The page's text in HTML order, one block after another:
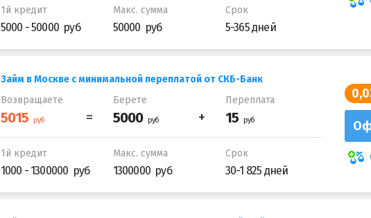
1й кредит
5000 - 50000
Макс. сумма
50000
Срок
5-365 дней
Займ в Москве с минимальной переплатой от СКБ-Банк
Возвращаете
Берете Переплата
1й кредит
1000 - 1300000
Макс. сумма
1300000
Срок
30-1 825 дней